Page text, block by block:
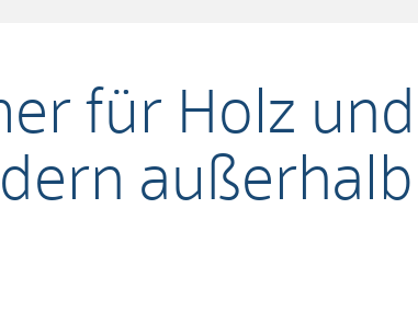
für Holz und
außerhalb